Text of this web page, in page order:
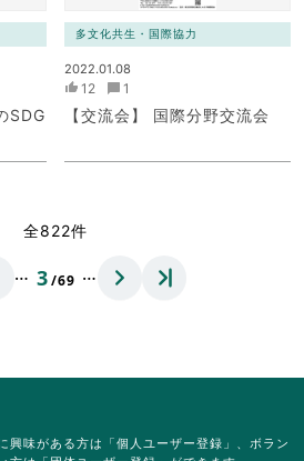
SDG
多文化共生・国際協力
2022.01.08
12 1
【交流会】 国際分野交流会
全822件
… 3/69 …
興味がある方は「個人ユーザー登録」、ボラン